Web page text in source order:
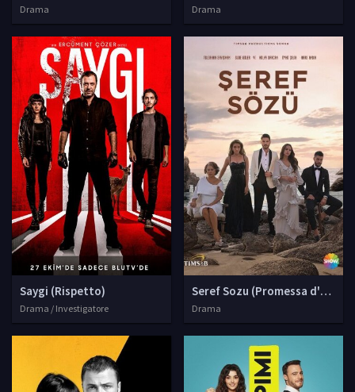
Drama Drama
Saygi (Rispetto)
Drama / Investigatore
Seref Sozu (Promessa d'onore)
Drama